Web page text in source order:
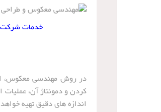
خدمات شرکت
در روش مهندسی معکوس،
کردن و دمونتاژ آن،
اندازه های دقیق تهیه